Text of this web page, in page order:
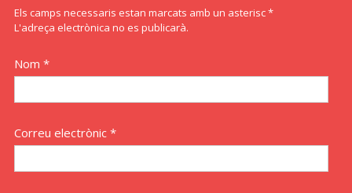
Els camps necessaris estan marcats amb un asterisc *
L'adreça electrònica no es publicarà.
Nom *
Correu electrònic *